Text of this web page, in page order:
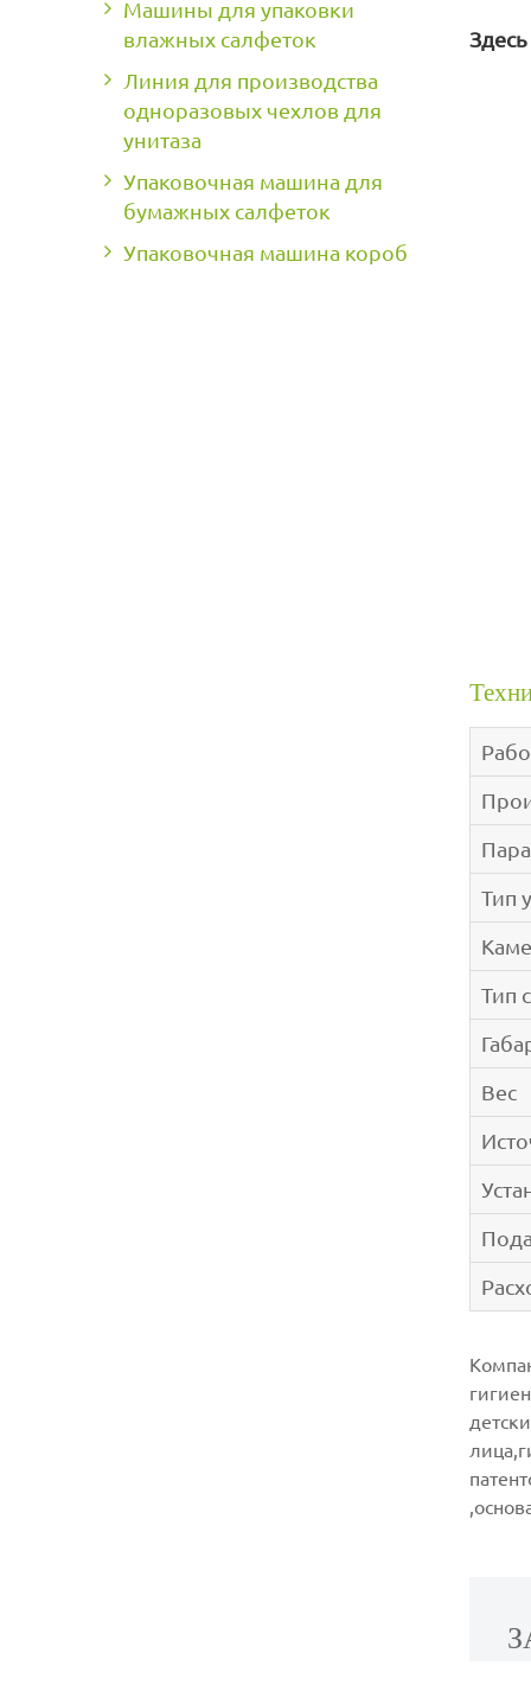
Тип
Тип
Вес
Машины для упаковки
влажных салфеток
Линия для производства
одноразовых чехлов для
унитаза
Упаковочная машина для
бумажных салфеток
Упаковочная машина короб